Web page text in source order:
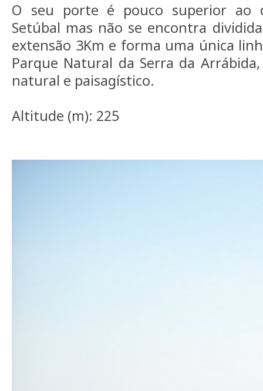
O seu porte é pouco superior ao
Setúbal mas não se encontra
extensão 3Km e forma uma única
Parque Natural da Serra da
natural e paisagístico.
Altitude (m): 225